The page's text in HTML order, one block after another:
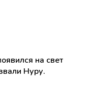
на свет
Нуру.